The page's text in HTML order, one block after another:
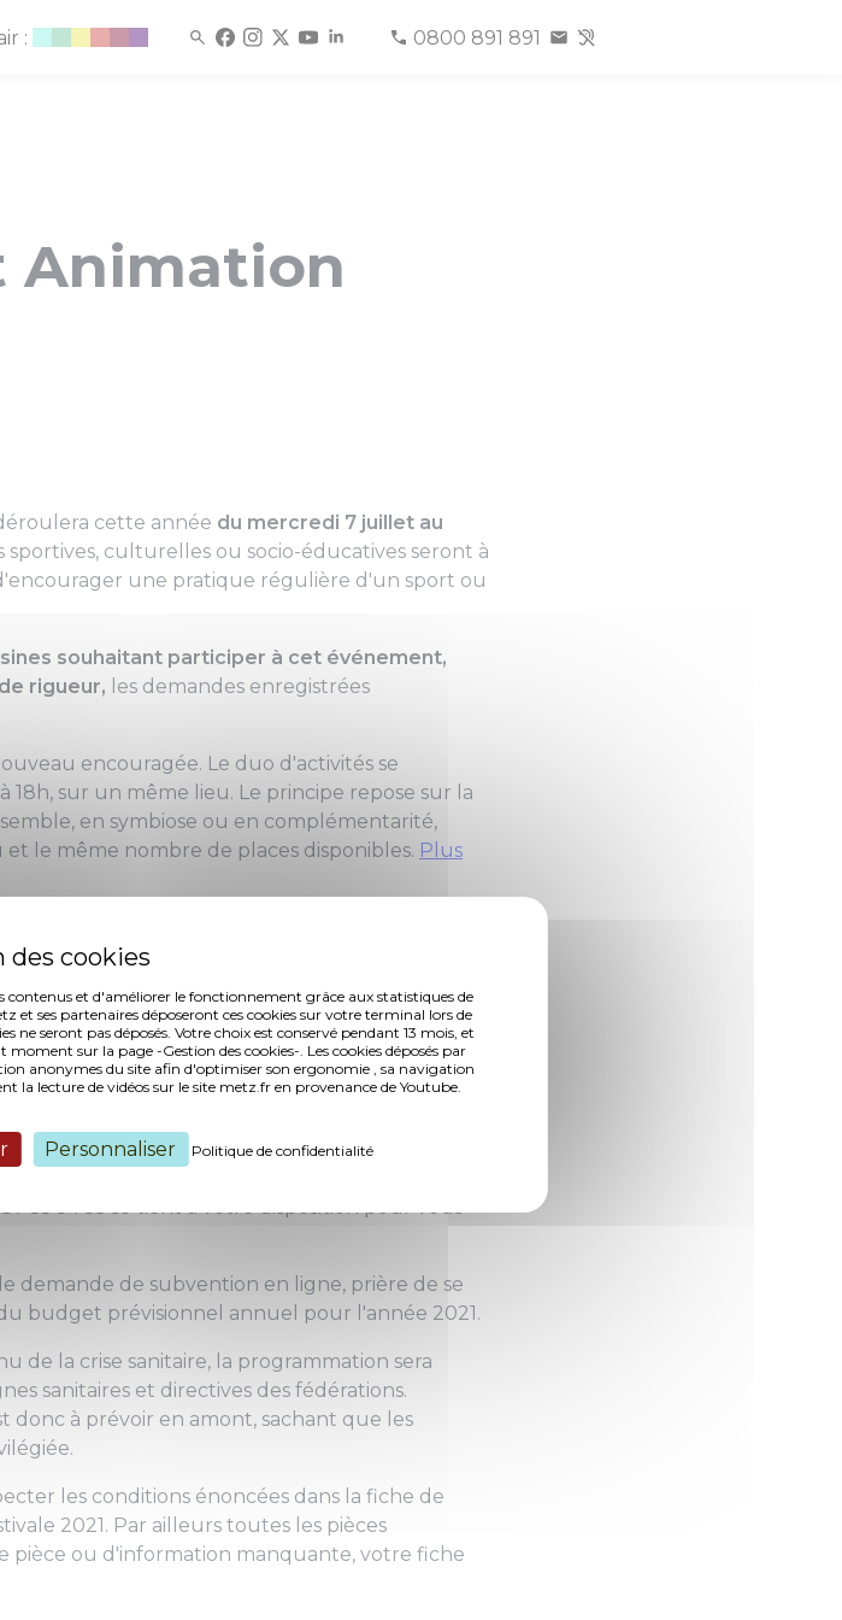
contenus et d'améliorer le fonctionnement grâce aux statistiques de
et ses partenaires déposeront ces cookies sur votre terminal lors de
ne seront pas déposés. Votre choix est conservé pendant 13 mois, et
sur la page -Gestion des cookies-. Les cookies déposés par
anonymes du site afin d'optimiser son ergonomie , sa navigation
la lecture de vidéos sur le site metz.fr en provenance de Youtube.
Personnaliser Politique de confidentialité
: 0800 891 891
Animation
cette année du mercredi 7 juillet au
sportives, culturelles ou socio-éducatives seront à
une pratique régulière d'un sport ou
souhaitant participer à cet événement,
rigueur, les demandes enregistrées
encouragée. Le duo d'activités se
18h, sur un même lieu. Le principe repose sur la
en symbiose ou en complémentarité,
le même nombre de places disponibles. Plus
ne sera traitée par mail.
ici ou la fiche projet duo,disponible ici,doit
de subvention.
2021.
55 54 55 se tient à votre disposition pour vous
demande de subvention en ligne, prière de se
budget prévisionnel annuel pour l'année 2021.
de la crise sanitaire, la programmation sera
sanitaires et directives des fédérations.
donc à prévoir en amont, sachant que les
les conditions énoncées dans la fiche de
2021. Par ailleurs toutes les pièces
pièce ou d'information manquante, votre fiche